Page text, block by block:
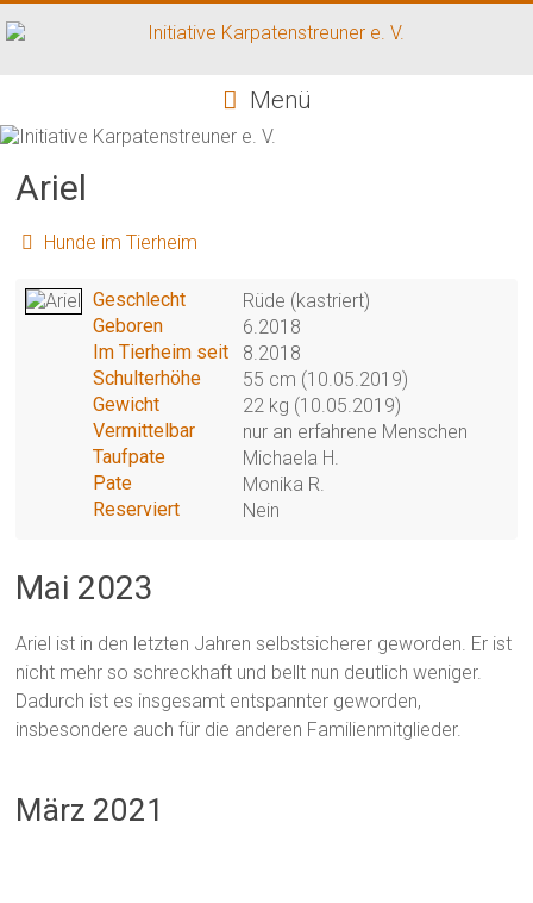
Inhalt
Karpatenstreuner
e.
V.
Hilfe
den
Menü
Ariel
Hunde im Tierheim
Geschlecht
Rüde (kastriert)
Geboren
6.2018
Im Tierheim seit
8.2018
Schulterhöhe
55 cm (10.05.2019)
Gewicht
22 kg (10.05.2019)
Vermittelbar
nur an erfahrene Menschen
Taufpate
Michaela H.
Pate
Monika R.
Reserviert
Nein
Mai 2023
Ariel ist in den letzten Jahren selbstsicherer geworden. Er ist
nicht mehr so schreckhaft und bellt nun deutlich weniger.
Dadurch ist es insgesamt entspannter geworden,
insbesondere auch für die anderen Familienmitglieder.
März 2021